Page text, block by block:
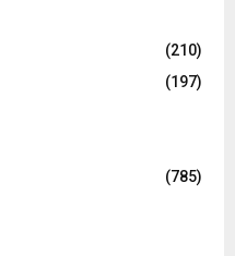
(210)
(197)
(785)